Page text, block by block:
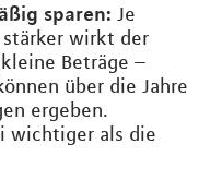
sparen: Je
wirkt der
Beträge –
über die Jahre
ergeben.
wichtiger als die